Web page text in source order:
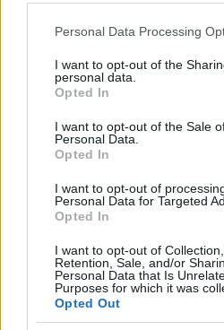
Please note that this website/app
not limited to your visit or usage
grant or deny consent to Google
use your data for below specified
consent section.
Personal Data Processing
I want to opt-out of the
personal data.
Opted In
I want to opt-out of the Sale
Personal Data.
Opted In
I want to opt-out of
Personal Data for Targeted
Opted In
I want to opt-out of Collection,
Retention, Sale, and/or
Personal Data that Is
Purposes for which it was
Opted Out
Come ottenere labbra
Cristian Castiglioni · 7 Ago 2026